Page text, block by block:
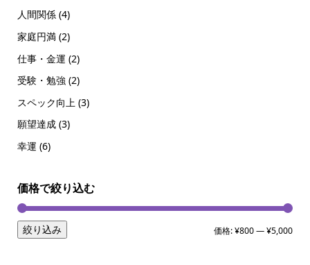
人間関係 (4)
家庭円満 (2)
仕事・金運 (2)
受験・勉強 (2)
スペック向上 (3)
願望達成 (3)
幸運 (6)
価格で絞り込む
絞り込み 価格:¥800—¥5,000